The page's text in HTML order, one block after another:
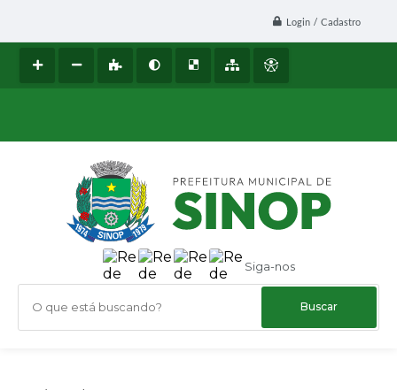
Login / Cadastro
Siga-nos
O que está buscando?